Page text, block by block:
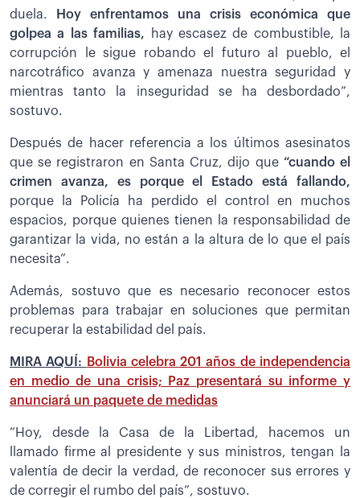
duela.
Hoy enfrentamos una crisis económica que
golpea a las familias, hay escasez de combustible, la
corrupción le sigue robando el futuro al pueblo, el
narcotráfico avanza y amenaza nuestra seguridad y
mientras tanto la inseguridad se ha desbordado”,
sostuvo.
Después de hacer referencia a los últimos asesinatos
que se registraron en Santa Cruz, dijo que “cuando el
crimen avanza, es porque el Estado está fallando,
porque la Policía ha perdido el control en muchos
espacios, porque quienes tienen la responsabilidad de
garantizar la vida, no están a la altura de lo que el país
necesita”.
Además, sostuvo que es necesario reconocer estos
problemas para trabajar en soluciones que permitan
recuperar la estabilidad del país.
MIRA AQUÍ:
Bolivia celebra 201 años de independencia
en medio de una crisis; Paz presentará su informe y
anunciará un paquete de medidas
“Hoy, desde la Casa de la Libertad, hacemos un
llamado firme al presidente y sus ministros, tengan la
valentía de decir la verdad, de reconocer sus errores y
de corregir el rumbo del país”, sostuvo.